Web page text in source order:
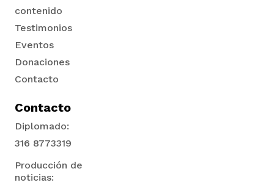
contenido
Testimonios
Eventos
Donaciones
Contacto
Contacto
Diplomado:
316 8773319
Producción de
noticias: